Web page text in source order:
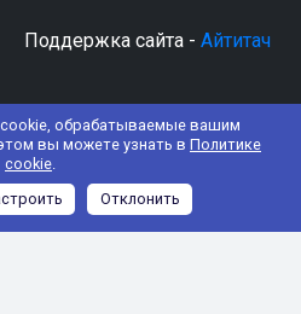
обрабатываемые вашим
вы можете узнать в Политике
cookie.
Отклонить
Поддержка сайта - Айтитач
"Лада"